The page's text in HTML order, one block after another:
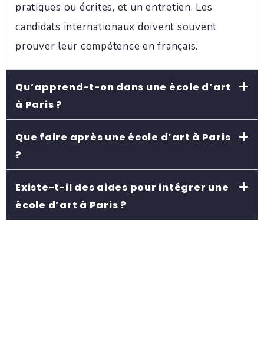
pratiques ou écrites, et un entretien. Les
candidats internationaux doivent souvent
prouver leur compétence en français.
Qu’apprend-t-on dans une école d’art
à Paris ?
Que faire après une école d’art à Paris
?
Existe-t-il des aides pour intégrer une
école d’art à Paris ?